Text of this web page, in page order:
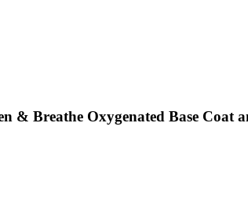
& Breathe Oxygenated Base Coat